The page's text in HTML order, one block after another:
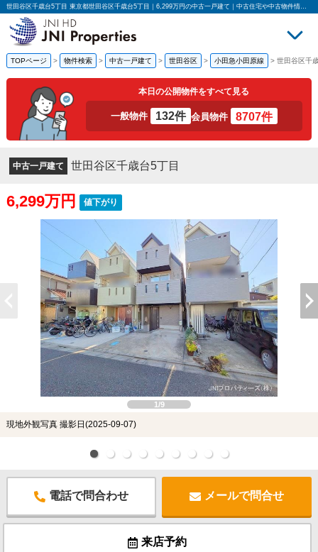
世田谷区千歳台5丁目 東京都世田谷区千歳台5丁目｜6,299万円の中古一戸建て｜中古住宅や中古物件情報｜JNIプロパティーズ株式会社
TOPページ > 物件検索 > 中古一戸建て > 世田谷区 > 小田急小田原線 > 世田谷区千
本日の公開物件をすべて見る
一般物件 132件 会員物件 8707件
中古一戸建て 世田谷区千歳台5丁目
6,299万円 値下がり
1/9
現地外観写真 撮影日(2025-09-07)
電話で問合わせ メールで問合せ
来店予約